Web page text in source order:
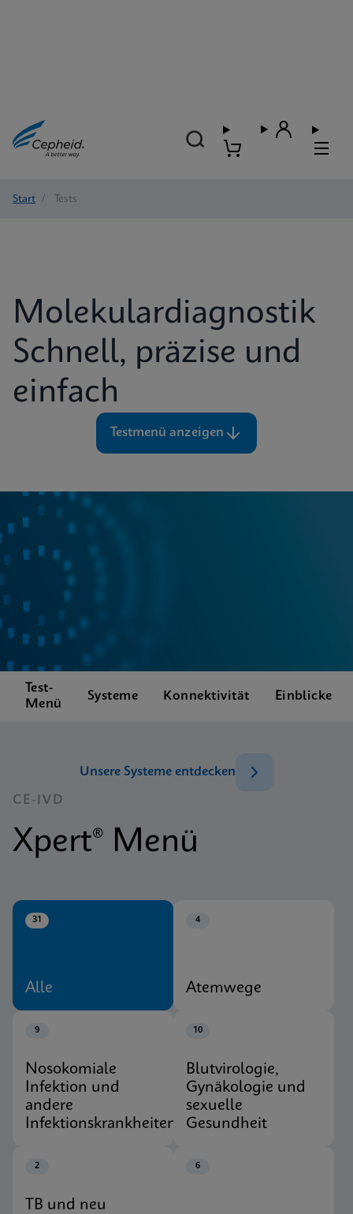
Start / Tests
Molekulardiagnostik
Schnell, präzise und
einfach
Testmenü anzeigen
Test-
Menü
Systeme Konnektivität Einblicke
Unsere Systeme entdecken
CE-IVD
Xpert® Menü
31
Alle
4
Atemwege
9
Nosokomiale
Infektion und
andere
Infektionskrankheiten
10
Blutvirologie,
Gynäkologie und
sexuelle
Gesundheit
2
TB und neu
6